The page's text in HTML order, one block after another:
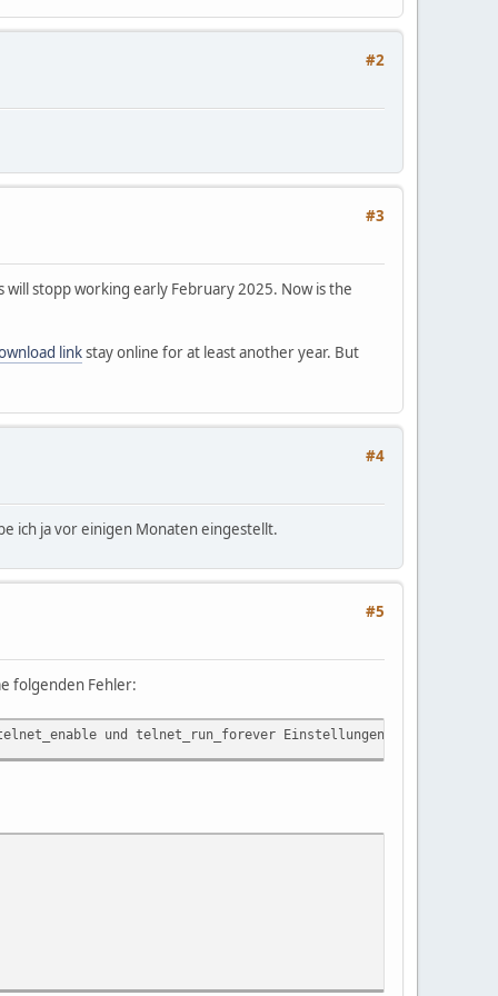
#2
#3
will stopp working early February 2025. Now is the
linkstay online for at least another year. But
#4
ich ja vor einigen Monaten eingestellt.
#5
folgenden Fehler:
und telnet_run_forever Einstellungen in der